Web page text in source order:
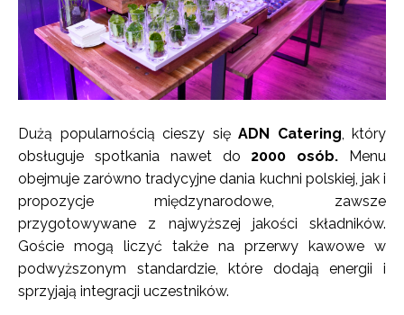
Dużą popularnością cieszy się ADN Catering , który
obsługuje spotkania nawet do 2000 osób. Menu
obejmuje zarówno tradycyjne dania kuchni polskiej, jak i
propozycje międzynarodowe, zawsze
przygotowywane z najwyższej jakości składników.
Goście mogą liczyć także na przerwy kawowe w
podwyższonym standardzie, które dodają energii i
sprzyjają integracji uczestników.